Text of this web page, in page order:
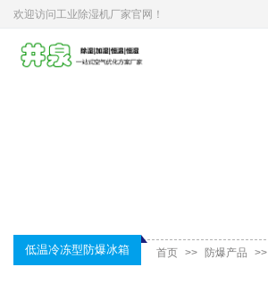
欢迎访问工业除湿机厂家官网！
低温冷冻型防爆冰箱 首页 >> 防爆产品 >>